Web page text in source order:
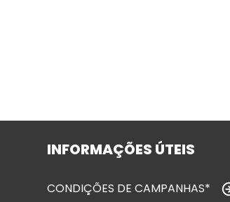
INFORMAÇÕES ÚTEIS
CONDIÇÕES DE CAMPANHAS*